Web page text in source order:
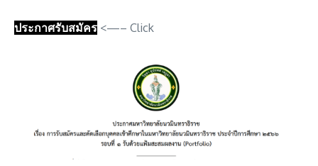
ประกาศรับสมัคร <—– Click